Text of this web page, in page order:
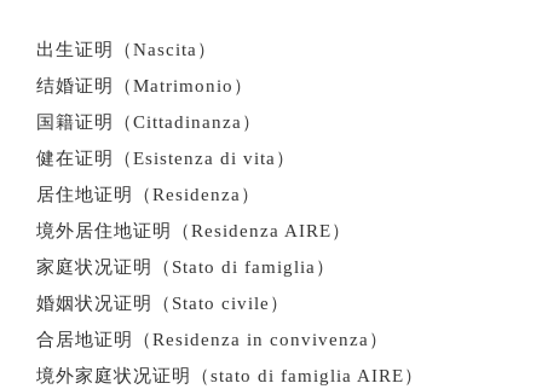
出生证明（Nascita）
结婚证明（Matrimonio）
国籍证明（Cittadinanza）
健在证明（Esistenza di vita）
居住地证明（Residenza）
境外居住地证明（Residenza AIRE）
家庭状况证明（Stato di famiglia）
婚姻状况证明（Stato civile）
合居地证明（Residenza in convivenza）
境外家庭状况证明（stato di famiglia AIRE）